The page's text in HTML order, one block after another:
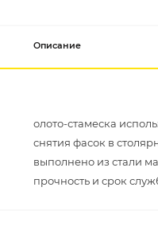
Описание
олото-стамеска
снятия фасок в
выполнено из стали